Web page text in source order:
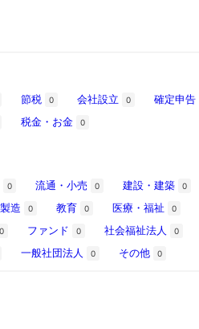
節税 0 会社設立 0 確定申告
税金・お金 0
0 流通・小売 0 建設・建築 0
製造 0 教育 0 医療・福祉 0
0 ファンド 0 社会福祉法人 0
一般社団法人 0 その他 0